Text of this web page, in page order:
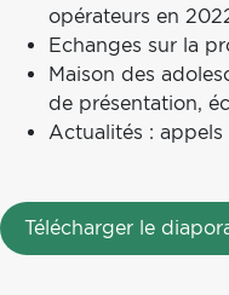
opérateurs en
Echanges sur la
Maison des
de présentation,
Actualités :
Télécharger le